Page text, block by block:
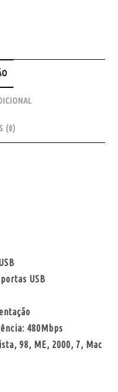
(0)
USB
480Mbps
98, ME, 2000, 7, Mac